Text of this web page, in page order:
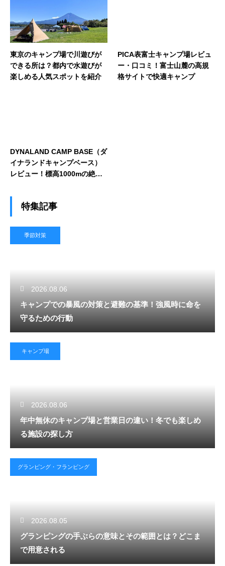
東京のキャンプ場で川遊びが
できる所は？都内で水遊びが
楽しめる人気スポットを紹介
PICA表富士キャンプ場レビュ
ー・口コミ！富士山麓の高規
格サイトで快適キャンプ
DYNALAND CAMP BASE（ダ
イナランドキャンプベース）
レビュー！標高1000mの絶景
特集記事
季節対策
2026.08.06
キャンプでの暴風の対策と避難の基準！強風時に命を
守るための行動
キャンプ場
2026.08.06
年中無休のキャンプ場と営業日の違い！冬でも楽しめ
る施設の探し方
グランピング・フランピング
2026.08.05
グランピングの手ぶらの意味とその範囲とは？どこま
で用意される